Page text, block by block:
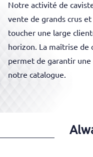
Notre activité de
vente de grands crus
toucher une large
horizon. La maîtrise de
permet de garantir
notre catalogue.